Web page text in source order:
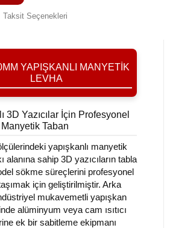
Taksit Seçenekleri
YAPIŞKANLI MANYETIK
LEVHA
3D Yazıcılar İçin Profesyonel
Manyetik Taban
yapışkanlı manyetik
alanına sahip 3D yazıcıların tabla
sökme süreçlerini profesyonel
için geliştirilmiştir. Arka
mukavemetli yapışkan
alüminyum veya cam ısıtıcı
ek bir sabitleme ekipmanı